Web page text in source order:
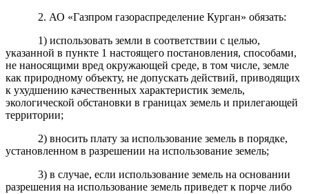
2. АО «Газпром газораспределение Курган» обязать:
1) использовать земли в соответствии с целью,
указанной в пункте 1 настоящего постановления, способами,
не наносящими вред окружающей среде, в том числе, земле
как природному объекту, не допускать действий, приводящих
к ухудшению качественных характеристик земель,
экологической обстановки в границах земель и прилегающей
территории;
2) вносить плату за использование земель в порядке,
установленном в разрешении на использование земель;
3) в случае, если использование земель на основании
разрешения на использование земель приведет к порче либо